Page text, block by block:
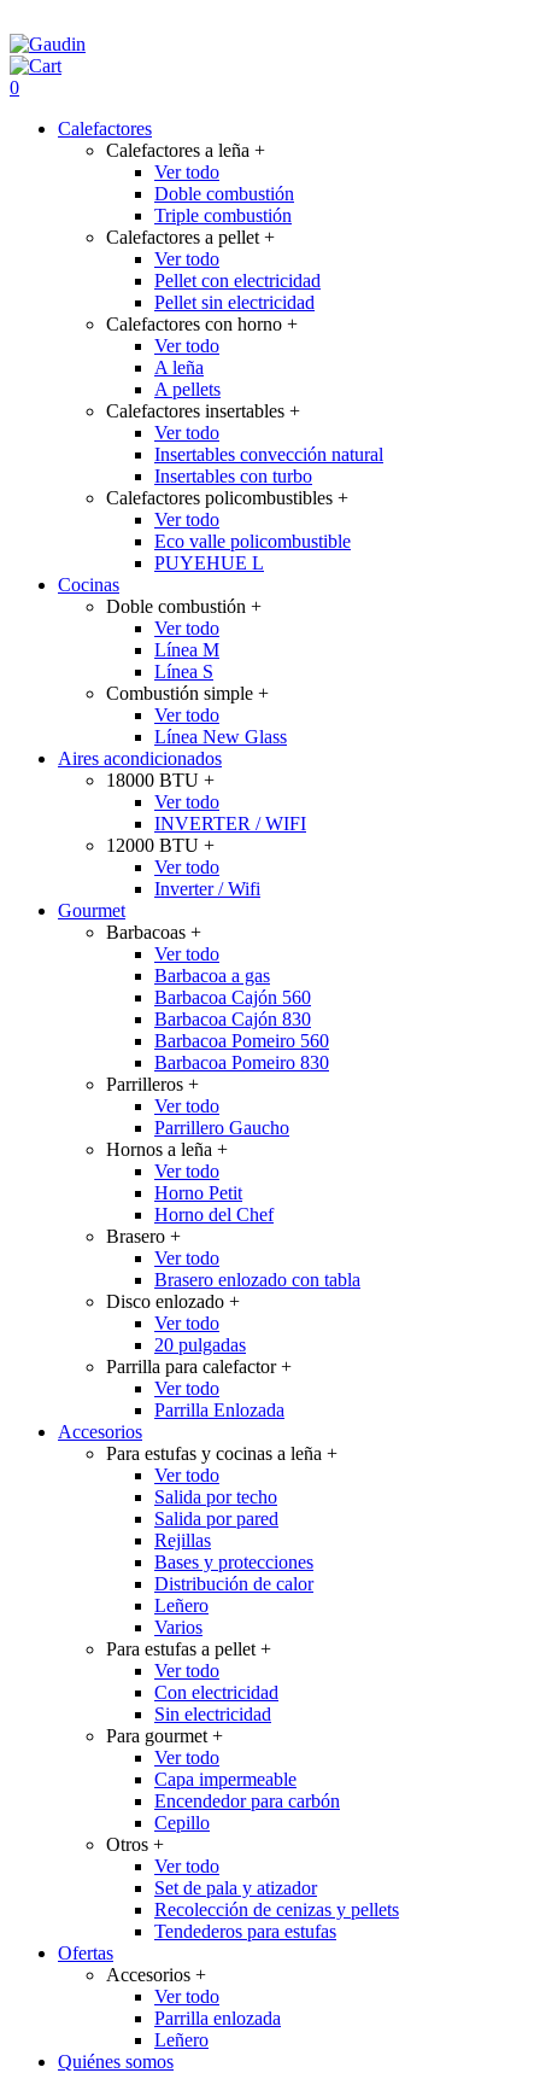
0
Calefactores
Calefactores a leña +
Ver todo
Doble combustión
Triple combustión
Calefactores a pellet +
Ver todo
Pellet con electricidad
Pellet sin electricidad
Calefactores con horno +
Ver todo
A leña
A pellets
Calefactores insertables +
Ver todo
Insertables convección natural
Insertables con turbo
Calefactores policombustibles +
Ver todo
Eco valle policombustible
PUYEHUE L
Cocinas
Doble combustión +
Ver todo
Línea M
Línea S
Combustión simple +
Ver todo
Línea New Glass
Aires acondicionados
18000 BTU +
Ver todo
INVERTER / WIFI
12000 BTU +
Ver todo
Inverter / Wifi
Gourmet
Barbacoas +
Ver todo
Barbacoa a gas
Barbacoa Cajón 560
Barbacoa Cajón 830
Barbacoa Pomeiro 560
Barbacoa Pomeiro 830
Parrilleros +
Ver todo
Parrillero Gaucho
Hornos a leña +
Ver todo
Horno Petit
Horno del Chef
Brasero +
Ver todo
Brasero enlozado con tabla
Disco enlozado +
Ver todo
20 pulgadas
Parrilla para calefactor+
Ver todo
Parrilla Enlozada
Accesorios
Para estufas y cocinas a leña +
Ver todo
Salida por techo
Salida por pared
Rejillas
Bases y protecciones
Distribución de calor
Leñero
Varios
Para estufas a pellet +
Ver todo
Con electricidad
Sin electricidad
Para gourmet +
Ver todo
Capa impermeable
Encendedor para carbón
Cepillo
Otros +
Ver todo
Set de pala y atizador
Recolección de cenizas y pellets
Tendederos para estufas
Ofertas
Accesorios +
Ver todo
Parrilla enlozada
Leñero
Quiénes somos